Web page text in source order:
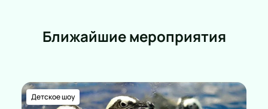
Ближайшие мероприятия
Детское шоу